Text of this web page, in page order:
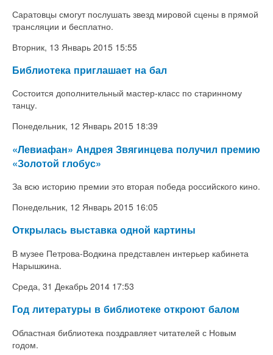
Саратовцы смогут послушать звезд мировой сцены в прямой
трансляции и бесплатно.
Вторник, 13 Январь 2015 15:55
Библиотека приглашает на бал
Состоится дополнительный мастер-класс по старинному
танцу.
Понедельник, 12 Январь 2015 18:39
«Левиафан» Андрея Звягинцева получил премию
«Золотой глобус»
За всю историю премии это вторая победа российского кино.
Понедельник, 12 Январь 2015 16:05
Открылась выставка одной картины
В музее Петрова-Водкина представлен интерьер кабинета
Нарышкина.
Среда, 31 Декабрь 2014 17:53
Год литературы в библиотеке откроют балом
Областная библиотека поздравляет читателей с Новым
годом.